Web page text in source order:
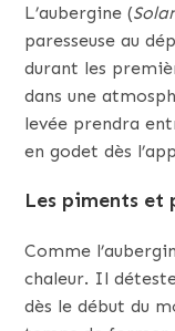
L’aubergine (
paresseuse au
durant les
dans une
levée prendra
en godet dès
Les piments et
Comme
chaleur. Il
dès le début du